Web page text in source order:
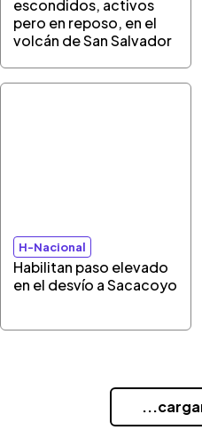
escondidos, activos
pero en reposo, en el
volcán de San Salvador
H-Nacional
Habilitan paso elevado
en el desvío a Sacacoyo